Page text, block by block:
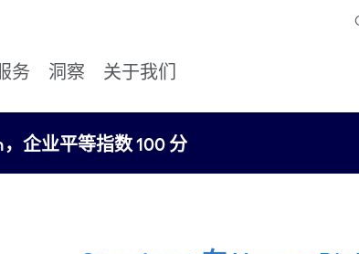
务 洞察 关于我们
企业平等指数 100 分